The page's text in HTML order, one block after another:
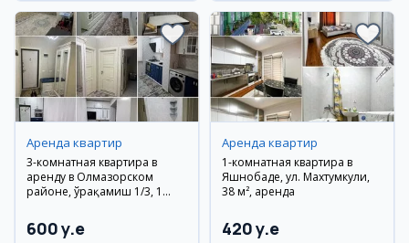
Аренда квартир
3-комнатная квартира в
аренду в Олмазорском
районе, Қўрақамиш 1/3, 1
600 y.e
Аренда квартир
1-комнатная квартира в
Яшнобаде, ул. Махтумкули,
38 м², аренда
420 y.e